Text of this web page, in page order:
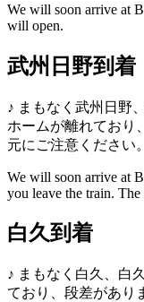
We will soon arrive at
will open.
武州日野到着
♪ まもなく武州日野
ホームが離れており
元にご注意ください
We will soon arrive at
you leave the train.
白久到着
♪ まもなく白久、白
ており、段差があり